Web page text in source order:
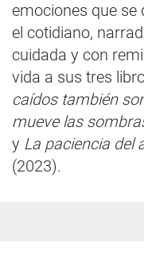
emociones que se
el cotidiano,
cuidada y con
vida a sus tres
caídos también
mueve las
y La paciencia del
(2023).